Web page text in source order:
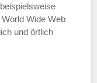
Wide Web
und örtlich